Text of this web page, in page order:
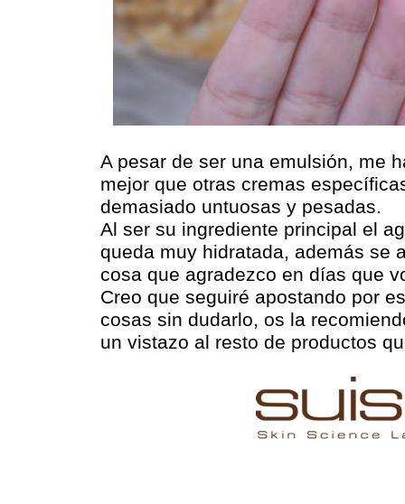
A pesar de ser una emulsión, me
mejor que otras cremas
demasiado untuosas y pesadas.
Al ser su ingrediente principal el
queda muy hidratada, además se
cosa que agradezco en días que
Creo que seguiré apostando por
cosas sin dudarlo, os la
un vistazo al resto de productos